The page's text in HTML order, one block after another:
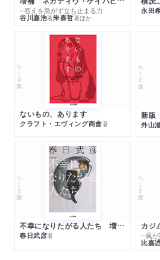
─答えを急がず立ち止まる力
谷川嘉浩著朱喜哲著ほか
永田
ちくま文庫
ないもの、あります
クラフト・エヴィング商會著
ちくま文庫
新版
外山
ちくま文庫
不幸になりたがる人たち 増補新版
春日武彦著
ちくま文庫
カジ
─風が
比嘉